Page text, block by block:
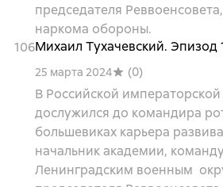
председателя
наркома обороны.
106Михаил Тухачевский. Эпизод
25 марта 2024
(0)
В Российской
дослужился до командира
большевиках карьера
начальник академии,
Ленинградским военным